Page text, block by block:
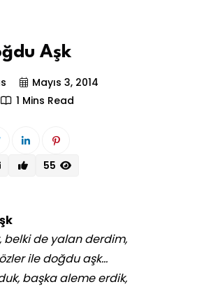
Aşk
Mayıs 3, 2014
1 Mins Read
55
belki de yalan derdim,
ile doğdu aşk…
başka aleme erdik,